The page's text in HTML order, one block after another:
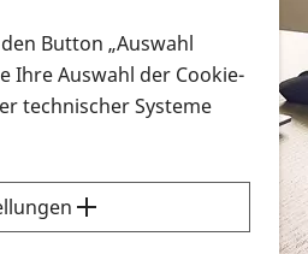
in verschiedenen
Ort
Sie nach Infonmaterial
bzw. herunterladen
dieErklärvideos zum
Button „Auswahl
Ihre Auswahl der Cookie-
technischer Systeme